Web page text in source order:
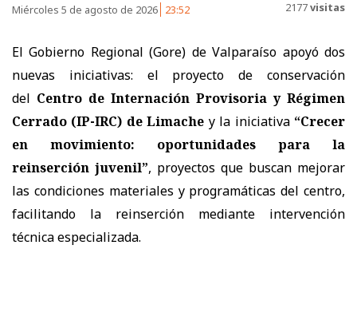
Miércoles 5 de agosto de 2026 23:52 2177visitas
El Gobierno Regional (Gore) de Valparaíso apoyó dos
nuevas iniciativas: el proyecto de conservación
del Centro de Internación Provisoria y Régimen
Cerrado (IP-IRC) de Limache y la iniciativa “Crecer
en movimiento: oportunidades para la
reinserción juvenil”, proyectos que buscan mejorar
las condiciones materiales y programáticas del centro,
facilitando la reinserción mediante intervención
técnica especializada.